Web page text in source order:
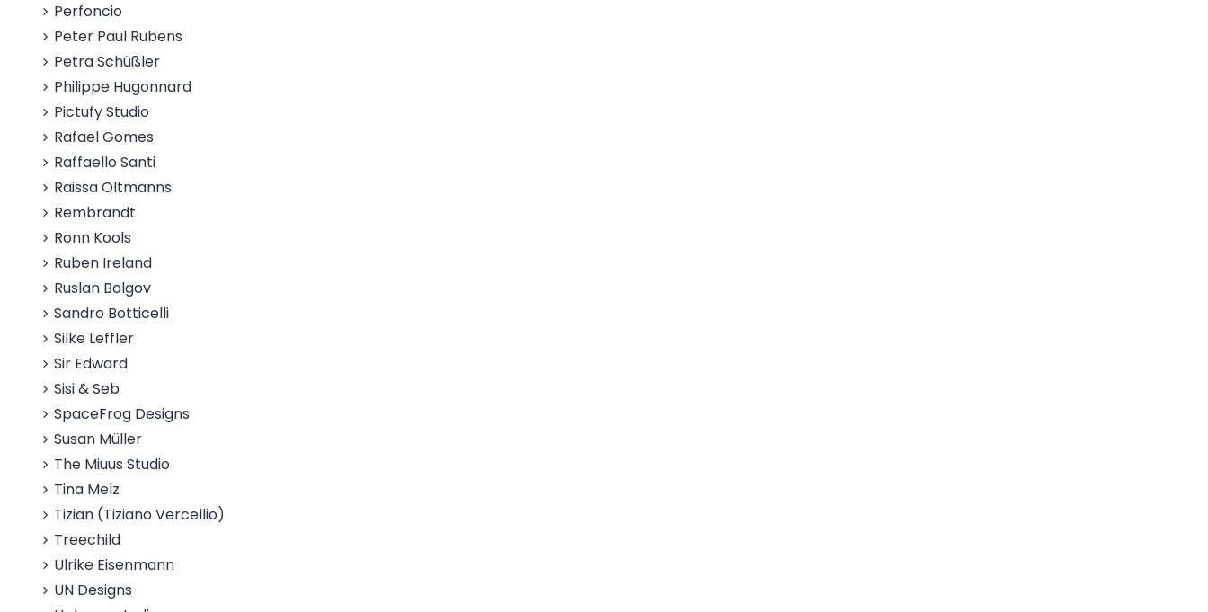
Perfoncio
Peter Paul Rubens
Petra Schüßler
Philippe Hugonnard
Pictufy Studio
Rafael Gomes
Raffaello Santi
Raissa Oltmanns
Rembrandt
Ronn Kools
Ruben Ireland
Ruslan Bolgov
Sandro Botticelli
Silke Leffler
Sir Edward
Sisi & Seb
SpaceFrog Designs
Susan Müller
The Miuus Studio
Tina Melz
Tizian (Tiziano Vercellio)
Treechild
Ulrike Eisenmann
UN Designs